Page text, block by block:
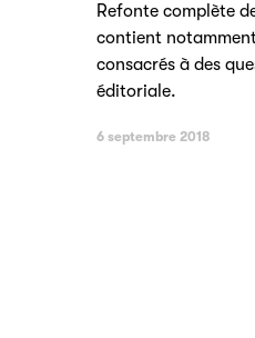
Refonte complète
contient
consacrés à des
éditoriale.
6 septembre 2018